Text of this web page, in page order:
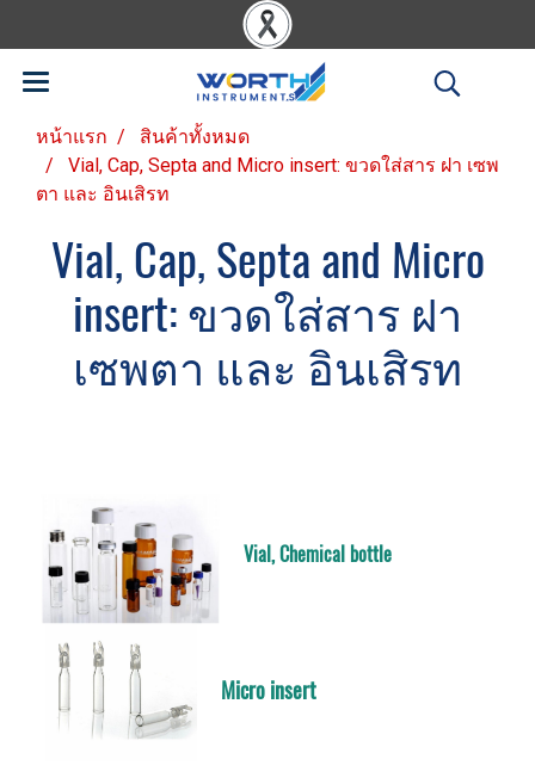
หน้าแรก
สินค้าทั้งหมด
Vial, Cap, Septa and Micro insert: ขวดใส่สาร ฝา เซพ
ตา และ อินเสิรท
Vial, Cap, Septa and Micro
insert: ขวดใส่สาร ฝา
เซพตา และ อินเสิรท
Vial, Chemical bottle
Micro insert